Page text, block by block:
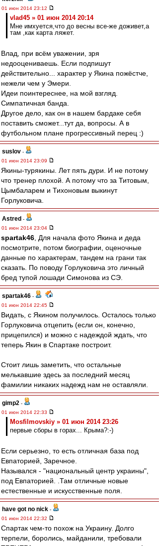
01 июн 2014 23:12
vlad45 » 01 июн 2014 20:14
Мне имхуется,что до весны все-же доживет,а
там ,как карта ляжет.
Влад, при всём уважении, зря
недооцениваешь. Если подпишут
действительно... характер у Якина пожёстче,
нежели чем у Эмери.
Идеи поинтереснее, на мой взгляд.
Симпатичная банда.
Другое дело, как он в нашем бардаке себя
поставить сможет...тут да, вопросы. А в
футбольном плане прогрессивный перец :)
suslov -
01 июн 2014 23:09
Якины-турякины. Лет пять дури. И не потому
что тренер плохой. А потому что за Титовым,
Цымбаларем и Тихоновым выкинут
Горлуковича.
Astred -
01 июн 2014 23:04
spartak46 , Для начала фото Якина и деда
посмотрите, потом биографии, оценочные
данные по характерам, тандем на грани так
сказать. По поводу Горлуковича это личный
бред тупой лошади Симонова из СЭ.
spartak46 -
01 июн 2014 22:45
Видать, с Якином получилось. Осталось только
Горлуковича отцепить (если он, конечно,
прицепился) и можно с надеждой ждать, что
теперь Якин в Спартаке построит.
Стоит лишь заметить, что остальные
мелькавшие здесь за последний месяц
фамилии никаких надежд нам не оставляли.
gimp2 -
01 июн 2014 22:33
Mosfilmovskiy » 01 июн 2014 23:26
первые сборы в горах... Крыма?:-)
Если серьезно, то есть отличная база под
Евпаторией, Заречное.
Назывался - "национальный центр украины",
под Евпаторией. .Там отличные новые
естественные и искусственные поля.
have got no nick -
01 июн 2014 22:32
Спартак чем-то похож на Украину. Долго
терпели, боролись, майданили, требовали